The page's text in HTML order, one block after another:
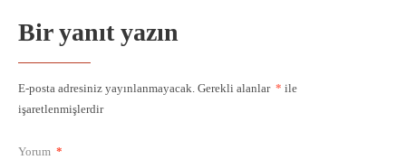
Bir yanıt yazın
E-posta adresiniz yayınlanmayacak. Gerekli alanlar * ile
işaretlenmişlerdir
Yorum *